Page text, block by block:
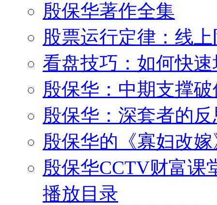
殷保华著作全集
股票运行定律：线
看盘技巧：如何快
殷保华：中期支撑
殷保华：深套者的
殷保华的《寡妇改
殷保华CCTV财富课
播放目录